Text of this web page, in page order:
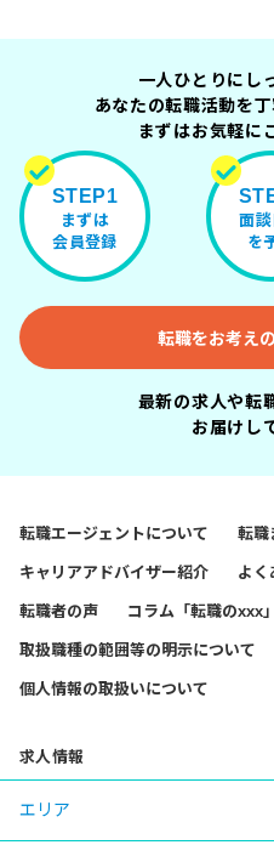
一人ひとりにし
あなたの転職活動を
まずはお気軽に
STEP1
まずは
会員登録
面
を
転職をお考え
最新の求人や転
お届けし
転職エージェントについて 転職
キャリアアドバイザー紹介 よく
転職者の声 コラム「転職のxxx」
取扱職種の範囲等の明示について
個人情報の取扱いについて
求人情報
エリア